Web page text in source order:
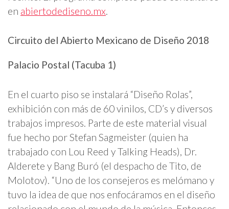
en abiertodediseno.mx.
Circuito del Abierto Mexicano de Diseño 2018
Palacio Postal (Tacuba 1)
En el cuarto piso se instalará “Diseño Rolas”,
exhibición con más de 60 vinilos, CD’s y diversos
trabajos impresos. Parte de este material visual
fue hecho por Stefan Sagmeister (quien ha
trabajado con Lou Reed y Talking Heads), Dr.
Alderete y Bang Buró (el despacho de Tito, de
Molotov). “Uno de los consejeros es melómano y
tuvo la idea de que nos enfocáramos en el diseño